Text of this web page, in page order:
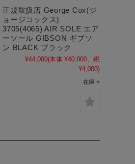
正規取扱店 George Cox(ジ
ョージコックス)
3705(4065) AIR SOLE エア
ーソール GIBSON ギブソ
ン BLACK ブラック
¥44,000(本体 ¥40,000、税
¥4,000)
在庫 ×